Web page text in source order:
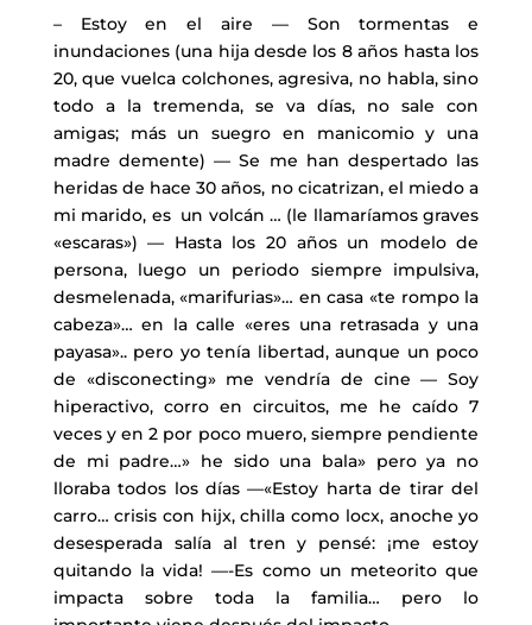
– Estoy en el aire — Son tormentas e
inundaciones (una hija desde los 8 años hasta los
20, que vuelca colchones, agresiva, no habla, sino
todo a la tremenda, se va días, no sale con
amigas; más un suegro en manicomio y una
madre demente) — Se me han despertado las
heridas de hace 30 años, no cicatrizan, el miedo a
mi marido, es un volcán … (le llamaríamos graves
«escaras») — Hasta los 20 años un modelo de
persona, luego un periodo siempre impulsiva,
desmelenada, «marifurias»… en casa «te rompo la
cabeza»… en la calle «eres una retrasada y una
payasa».. pero yo tenía libertad, aunque un poco
de «disconecting» me vendría de cine — Soy
hiperactivo, corro en circuitos, me he caído 7
veces y en 2 por poco muero, siempre pendiente
de mi padre…» he sido una bala» pero ya no
lloraba todos los días —«Estoy harta de tirar del
carro… crisis con hijx, chilla como locx, anoche yo
desesperada salía al tren y pensé: ¡me estoy
quitando la vida! —-Es como un meteorito que
impacta sobre toda la familia… pero lo